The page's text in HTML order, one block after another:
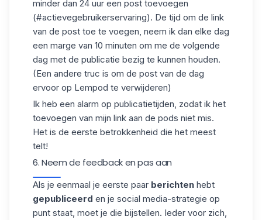
minder dan 24 uur een post toevoegen
(#actievegebruikerservaring). De tijd om de link
van de post toe te voegen, neem ik dan elke dag
een marge van 10 minuten om me de volgende
dag met de publicatie bezig te kunnen houden.
(Een andere truc is om de post van de dag
ervoor op Lempod te verwijderen)
Ik heb een alarm op publicatietijden, zodat ik het
toevoegen van mijn link aan de pods niet mis.
Het is de eerste betrokkenheid die het meest
telt!
6. Neem de feedback en pas aan
Als je eenmaal je eerste paar berichten hebt
gepubliceerd en je social media-strategie op
punt staat, moet je die bijstellen. Ieder voor zich,